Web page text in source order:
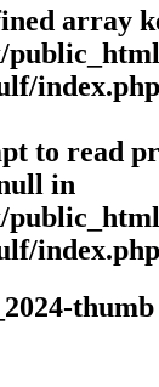
array
index.php
to read
in
index.php
thumb